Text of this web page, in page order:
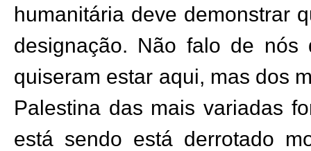
humanitária deve demonstrar
designação. Não falo de
quiseram estar aqui, mas dos
Palestina das mais variadas
está sendo está derrotado